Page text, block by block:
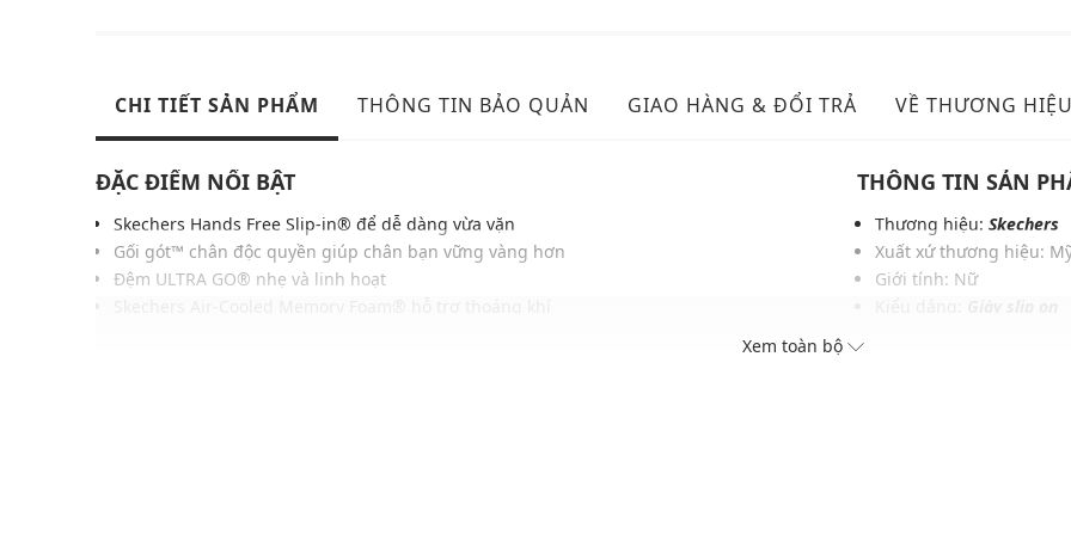
CHI TIẾT SẢN PHẨM THÔNG TIN BẢO QUẢN GIAO HÀNG & ĐỔI TRẢ VỀ THƯƠNG HIỆU
ĐẶC ĐIỂM NỔI BẬT
Skechers Hands Free Slip-in® để dễ dàng vừa vặn
Gối gót™ chân độc quyền giúp chân bạn vững vàng hơn
Đệm ULTRA GO® nhẹ và linh hoạt
THÔNG TIN SẢN
Thương hiệu: Skechers
Xuất xứ thương hiệu:
Giới tính: Nữ
Xem toàn bộ